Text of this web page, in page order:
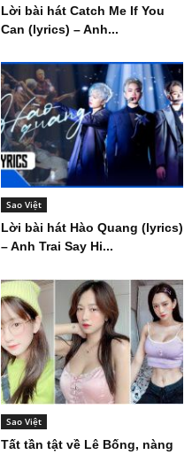
Lời bài hát Catch Me If You
Can (lyrics) – Anh...
Sao Việt
Lời bài hát Hào Quang (lyrics)
– Anh Trai Say Hi...
Sao Việt
Tất tần tật về Lê Bống, nàng